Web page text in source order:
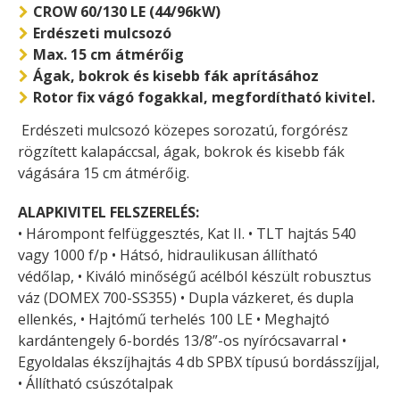
CROW 60/130 LE (44/96kW)
Erdészeti mulcsozó
Max. 15 cm átmérőig
Ágak, bokrok és kisebb fák aprításához
Rotor fix vágó fogakkal, megfordítható kivitel.
Erdészeti mulcsozó közepes sorozatú, forgórész
rögzített kalapáccsal, ágak, bokrok és kisebb fák
vágására 15 cm átmérőig.
ALAPKIVITEL FELSZERELÉS:
• Hárompont felfüggesztés, Kat II. • TLT hajtás 540
vagy 1000 f/p • Hátsó, hidraulikusan állítható
védőlap, • Kiváló minőségű acélból készült robusztus
váz (DOMEX 700-SS355) • Dupla vázkeret, és dupla
ellenkés, • Hajtómű terhelés 100 LE • Meghajtó
kardántengely 6-bordés 13/8”-os nyírócsavarral •
Egyoldalas ékszíjhajtás 4 db SPBX típusú bordásszíjjal,
• Állítható csúszótalpak